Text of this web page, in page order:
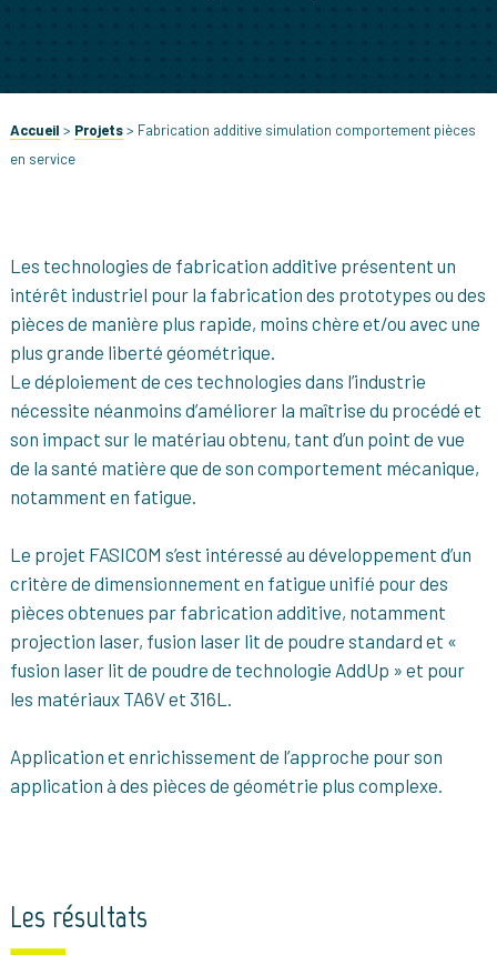
Accueil > Projets> Fabrication additive simulation comportement pièces
en service
Les technologies de fabrication additive présentent un
intérêt industriel pour la fabrication des prototypes ou des
pièces de manière plus rapide, moins chère et/ou avec une
plus grande liberté géométrique.
Le déploiement de ces technologies dans l’industrie
nécessite néanmoins d’améliorer la maîtrise du procédé et
son impact sur le matériau obtenu, tant d’un point de vue
de la santé matière que de son comportement mécanique,
notamment en fatigue.
Le projet FASICOM s’est intéressé au développement d’un
critère de dimensionnement en fatigue unifié pour des
pièces obtenues par fabrication additive, notamment
projection laser, fusion laser lit de poudre standard et «
fusion laser lit de poudre de technologie AddUp » et pour
les matériaux TA6V et 316L.
Application et enrichissement de l’approche pour son
application à des pièces de géométrie plus complexe.
Les résultats